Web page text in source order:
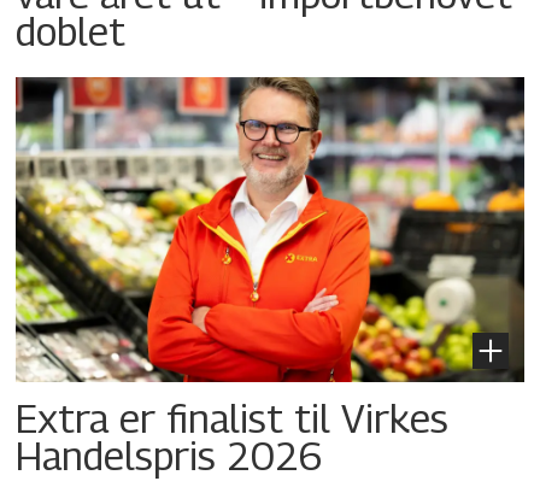
doblet
Extra er finalist til Virkes
Handelspris 2026